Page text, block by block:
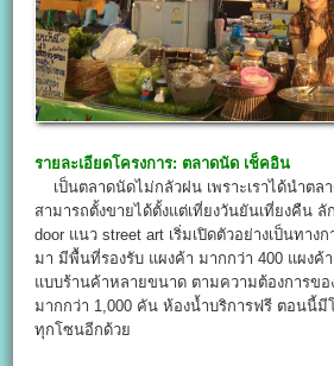
รายละเอียดโครงการ: ตลาดนัด เช็คอิน
เป็นตลาดนัดไม่กลัวฝน เพราะเราได้นำตล
สามารถตั้งขายได้ตั้งแต่เที่ยงวันยันเที่ยงคืน
door แนว street art เริ่มเปิดตัวอย่างเป็นทา
มา มีพื้นที่รองรับ แผงค้า มากกว่า 400 แผงค้
แบบร้านค้าหลายขนาด ตามความต้องการขอ
มากกว่า 1,000 คัน ห้องน้ำบริการฟรี ตอนนี้
ทุกโซนอีกด้วย